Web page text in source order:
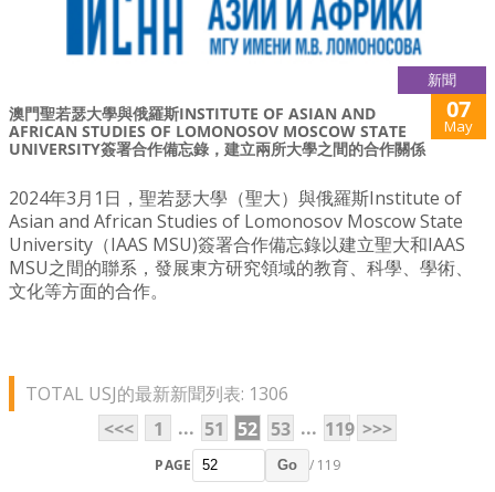
新聞
澳門聖若瑟大學與俄羅斯INSTITUTE OF ASIAN AND
AFRICAN STUDIES OF LOMONOSOV MOSCOW STATE
UNIVERSITY簽署合作備忘錄，建立兩所大學之間的合作關係
07
May
2024年3月1日，聖若瑟大學（聖大）與俄羅斯Institute of
Asian and African Studies of Lomonosov Moscow State
University（IAAS MSU)簽署合作備忘錄以建立聖大和IAAS
MSU之間的聯系，發展東方研究領域的教育、科學、學術、
文化等方面的合作。
TOTAL USJ的最新新聞列表: 1306
<<<
1 ... 51 52 53 ... 119 >>>
PAGE Go / 119